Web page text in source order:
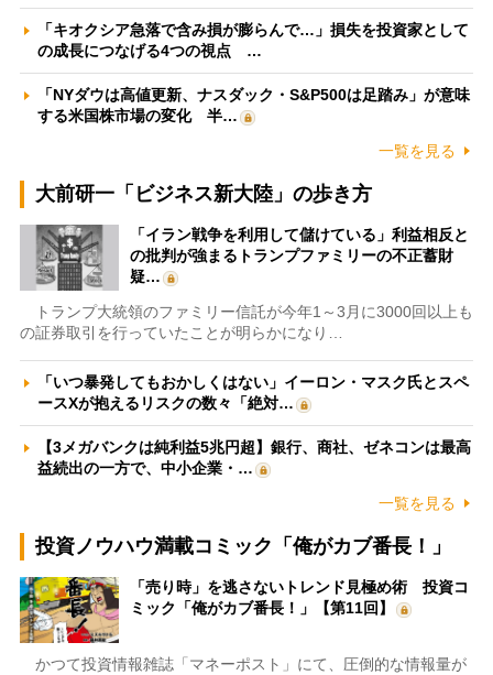
「キオクシア急落で含み損が膨らんで…」損失を投資家として
の成長につなげる4つの視点 …
「NYダウは高値更新、ナスダック・S&P500は足踏み」が意味
する米国株市場の変化 半…
一覧を見る
大前研一「ビジネス新大陸」の歩き方
「イラン戦争を利用して儲けている」利益相反と
の批判が強まるトランプファミリーの不正蓄財
疑…
トランプ大統領のファミリー信託が今年1～3月に3000回以上も
の証券取引を行っていたことが明らかになり…
「いつ暴発してもおかしくはない」イーロン・マスク氏とスペ
ースXが抱えるリスクの数々「絶対…
【3メガバンクは純利益5兆円超】銀行、商社、ゼネコンは最高
益続出の一方で、中小企業・…
一覧を見る
投資ノウハウ満載コミック「俺がカブ番長！」
「売り時」を逃さないトレンド見極め術 投資コ
ミック「俺がカブ番長！」【第11回】
かつて投資情報雑誌「マネーポスト」にて、圧倒的な情報量が